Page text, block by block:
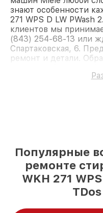
знают особенности
271 WPS D LW PWash
клиентов мы
(843) 254-68-13 или
Спартаковская, 6.
ремонт и детали.
Популярные
ремонте
WKH 271